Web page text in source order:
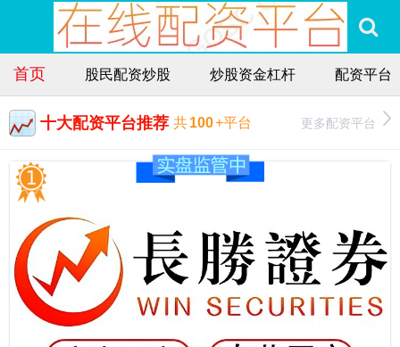
首页 股民配资炒股 炒股资金杠杆 配资平台
十大配资平台推荐 共100+平台 更多配资平台